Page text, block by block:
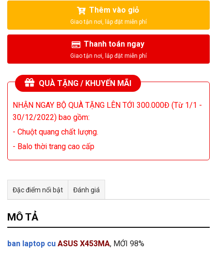
Thêm vào giỏ
Thanh toán ngay
QUÀ TẶNG / KHUYẾN MÃI
NHẬN NGAY BỘ QUÀ TẶNG LÊN TỚI 300.000Đ (Từ 1/1 -
30/12/2022) bao gồm:
- Chuột quang chất lượng.
- Balo thời trang cao cấp
Đặc điểm nổi bật Đánh giá
Tư vấn & bán hàng qua Facebook
MÔ TẢ
ban laptop cu ASUS X453MA, MỚI 98%